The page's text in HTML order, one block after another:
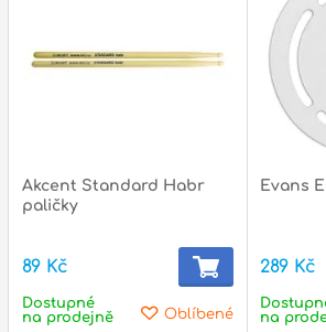
Akcent Standard Habr
paličky
89 Kč
Oblíbené
Dostupné
na prodejně
Evans
289 Kč
na